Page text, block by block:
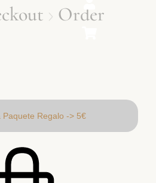

Order
Paquete Regalo -> 5€